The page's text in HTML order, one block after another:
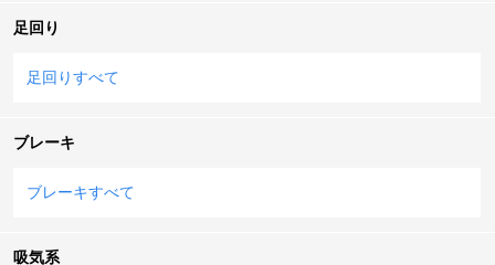
足回り
足回りすべて
ブレーキ
ブレーキすべて
吸気系